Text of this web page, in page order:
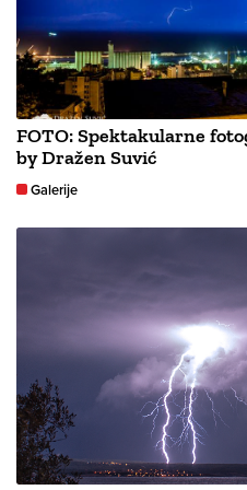
FOTO: Spektakularne
by Dražen Suvić
Galerije